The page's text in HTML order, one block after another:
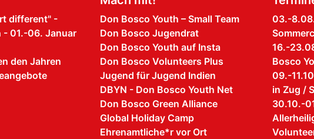
different" -
- 01.-06. Januar
den Jahren
Don Bosco Youth – Small Team
Don Bosco Jugendrat
Don Bosco Youth auf Insta
Don Bosco Volunteers Plus
Jugend für Jugend Indien
DBYN - Don Bosco Youth Net
Don Bosco Green Alliance
Global Holiday Camp
Ehrenamtliche*r vor Ort
03.-
16.-
Bosco
09.-
in Zug /
30.10.-